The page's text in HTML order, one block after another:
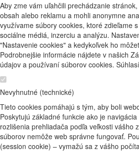
Aby zme vám uľahčili prechádzanie
obsah alebo reklamu a mohli anonymne
využívame súbory cookies, ktoré zdieľame
sociálne médiá, inzerciu a analýzu.
"Nastavenie cookies" a kedykoľvek ho
Podrobnejšie informácie nájdete v našich
údajov a používaní súborov cookies.
Nevyhnutné (technické)
Tieto cookies pomáhajú s tým, aby boli
Poskytujú základné funkcie ako je
rozlišenia prehliadača podľa veľkosti vášho
súborov nemôže web správne fungovať.
(session cookie) – vymažú sa z vášho